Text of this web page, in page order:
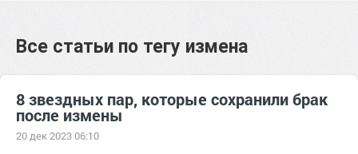
Все статьи по тегу измена
8 звездных пар, которые сохранили брак
после измены
20 дек 2023 06:10